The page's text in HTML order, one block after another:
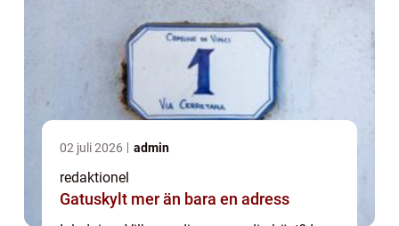
02 juli 2026 admin
redaktionel
Gatuskylt mer än bara en adress